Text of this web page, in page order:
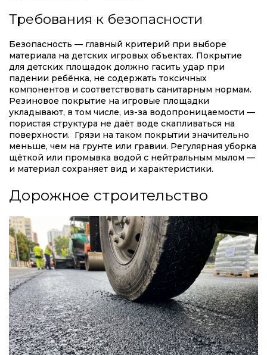
Требования к безопасности
Безопасность — главный критерий при выборе
материала на детских игровых объектах. Покрытие
для детских площадок должно гасить удар при
падении ребёнка, не содержать токсичных
компонентов и соответствовать санитарным нормам.
Резиновое покрытие на игровые площадки
укладывают, в том числе, из-за водопроницаемости —
пористая структура не даёт воде скапливаться на
поверхности. Грязи на таком покрытии значительно
меньше, чем на грунте или гравии. Регулярная уборка
щёткой или промывка водой с нейтральным мылом —
и материал сохраняет вид и характеристики.
Дорожное строительство